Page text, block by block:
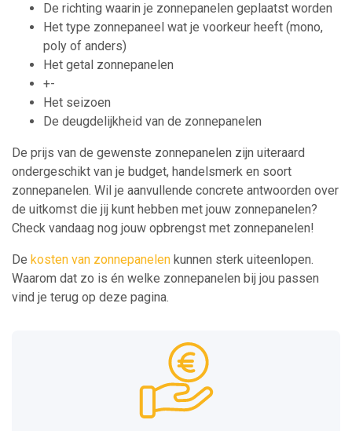
De richting waarin je zonnepanelen geplaatst worden
Het type zonnepaneel wat je voorkeur heeft (mono,
poly of anders)
Het getal zonnepanelen
+-
Het seizoen
De deugdelijkheid van de zonnepanelen
De prijs van de gewenste zonnepanelen zijn uiteraard
ondergeschikt van je budget, handelsmerk en soort
zonnepanelen. Wil je aanvullende concrete antwoorden over
de uitkomst die jij kunt hebben met jouw zonnepanelen?
Check vandaag nog jouw opbrengst met zonnepanelen!
De kosten van zonnepanelen kunnen sterk uiteenlopen.
Waarom dat zo is én welke zonnepanelen bij jou passen
vind je terug op deze pagina.